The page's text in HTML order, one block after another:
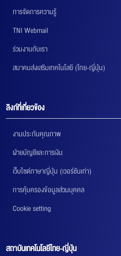
การจัดการความรู้
TNI Webmail
ร่วมงานกับเรา
สมาคมส่งเสริมเทคโนโลยี (ไทย-ญี่ปุ่น)
ลิงก์ที่เกี่ยวข้อง
งานประกันคุณภาพ
ฝ่ายบัญชีและการเงิน
เว็บไซต์ภาษาญี่ปุ่น (เวอร์ชันเก่า)
การคุ้มครองข้อมูลส่วนบุคคล
Cookie setting
สถาบันเทคโนโลยีไทย-ญี่ปุ่น